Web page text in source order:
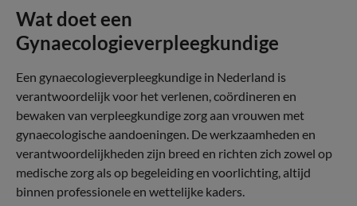
Wat doet een
Gynaecologieverpleegkundige
Een gynaecologieverpleegkundige in Nederland is
verantwoordelijk voor het verlenen, coördineren en
bewaken van verpleegkundige zorg aan vrouwen met
gynaecologische aandoeningen. De werkzaamheden en
verantwoordelijkheden zijn breed en richten zich zowel op
medische zorg als op begeleiding en voorlichting, altijd
binnen professionele en wettelijke kaders.